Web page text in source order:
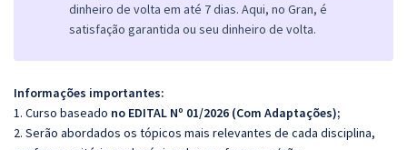
dinheiro de volta em até 7 dias. Aqui, no Gran, é
satisfação garantida ou seu dinheiro de volta.
Informações importantes:
1. Curso baseado no EDITAL Nº 01/2026 (Com Adaptações);
2. Serão abordados os tópicos mais relevantes de cada disciplina,